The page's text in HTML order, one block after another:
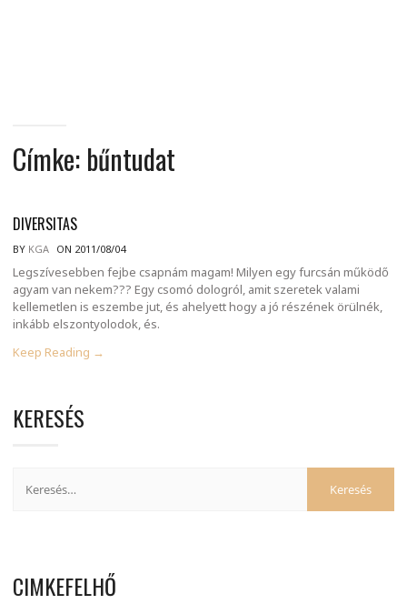
Címke: bűntudat
DIVERSITAS
BY KGA ON 2011/08/04
Legszívesebben fejbe csapnám magam! Milyen egy furcsán működő
agyam van nekem??? Egy csomó dologról, amit szeretek valami
kellemetlen is eszembe jut, és ahelyett hogy a jó részének örülnék,
inkább elszontyolodok, és.
Keep Reading →
KERESÉS
CIMKEFELHŐ